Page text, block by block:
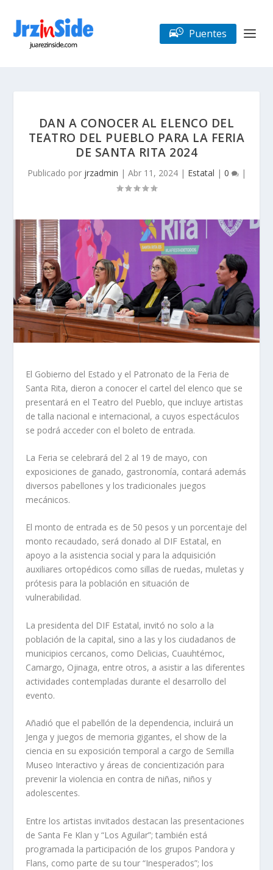
Puentes
DAN A CONOCER AL ELENCO DEL
TEATRO DEL PUEBLO PARA LA FERIA
DE SANTA RITA 2024
Publicado por jrzadmin | Abr 11, 2024| Estatal | 0 |
El Gobierno del Estado y el Patronato de la Feria de
Santa Rita, dieron a conocer el cartel del elenco que se
presentará en el Teatro del Pueblo, que incluye artistas
de talla nacional e internacional, a cuyos espectáculos
se podrá acceder con el boleto de entrada.
La Feria se celebrará del 2 al 19 de mayo, con
exposiciones de ganado, gastronomía, contará además
diversos pabellones y los tradicionales juegos
mecánicos.
El monto de entrada es de 50 pesos y un porcentaje del
monto recaudado, será donado al DIF Estatal, en
apoyo a la asistencia social y para la adquisición
auxiliares ortopédicos como sillas de ruedas, muletas y
prótesis para la población en situación de
vulnerabilidad.
La presidenta del DIF Estatal, invitó no solo a la
población de la capital, sino a las y los ciudadanos de
municipios cercanos, como Delicias, Cuauhtémoc,
Camargo, Ojinaga, entre otros, a asistir a las diferentes
actividades contempladas durante el desarrollo del
evento.
Añadió que el pabellón de la dependencia, incluirá un
Jenga y juegos de memoria gigantes, el show de la
ciencia en su exposición temporal a cargo de Semilla
Museo Interactivo y áreas de concientización para
prevenir la violencia en contra de niñas, niños y
adolescentes.
Entre los artistas invitados destacan las presentaciones
de Santa Fe Klan y “Los Aguilar”; también está
programada la participación de los grupos Pandora y
Flans, como parte de su tour “Inesperados”; los